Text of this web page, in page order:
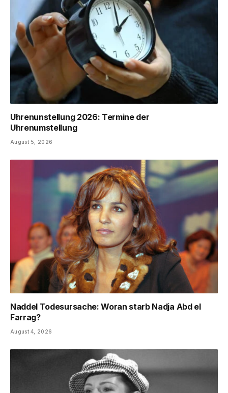
Uhrenunstellung 2026: Termine der
Uhrenumstellung
August 5, 2026
Naddel Todesursache: Woran starb Nadja Abd el
Farrag?
August 4, 2026